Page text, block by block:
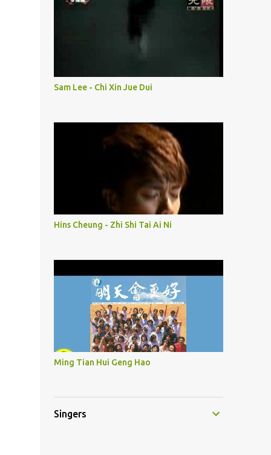
Sam Lee - Chi Xin Jue Dui
Hins Cheung - Zhi Shi Tai Ai Ni
Ming Tian Hui Geng Hao
Singers